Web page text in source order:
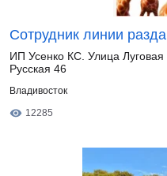
Сотрудник линии
ИП Усенко КС. Улица Луговая
Русская 46
Владивосток
12285